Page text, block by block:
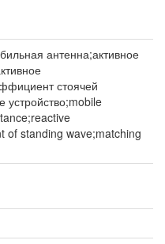
антенна;активное
стоячей
устройство;mobile
of standing wave;matching